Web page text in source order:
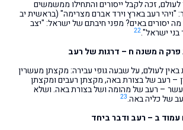
זכה לקבל ייסורים והתחילו ממשמשים
"ויהי רעב בארץ וירד אברם מצרימה" (בראשית יב
יסורים באים? מפני חיבתם של ישראל: "יצב
ישראל".22
ה משנה ח – דרגות של רעב
באין לעולם, על שבעה גופי עבירה: מקצתן מעשרין
– רעב של בצורת באה, מקצתן רעבים ומקצתן
– רעב של מהומה ושל בצורת באה. ושלא
של כליה באה.23
ב – רעב ודבר ביחד